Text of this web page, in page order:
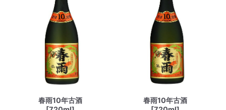
春雨10年古酒
春雨10年古酒